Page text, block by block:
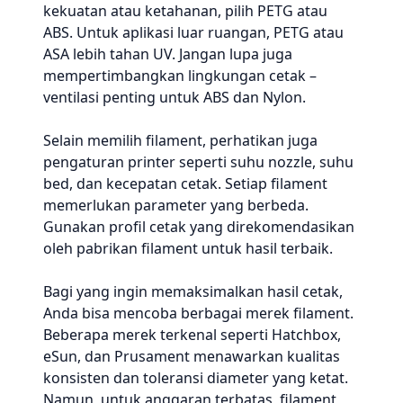
kekuatan atau ketahanan, pilih PETG atau
ABS. Untuk aplikasi luar ruangan, PETG atau
ASA lebih tahan UV. Jangan lupa juga
mempertimbangkan lingkungan cetak –
ventilasi penting untuk ABS dan Nylon.
Selain memilih filament, perhatikan juga
pengaturan printer seperti suhu nozzle, suhu
bed, dan kecepatan cetak. Setiap filament
memerlukan parameter yang berbeda.
Gunakan profil cetak yang direkomendasikan
oleh pabrikan filament untuk hasil terbaik.
Bagi yang ingin memaksimalkan hasil cetak,
Anda bisa mencoba berbagai merek filament.
Beberapa merek terkenal seperti Hatchbox,
eSun, dan Prusament menawarkan kualitas
konsisten dan toleransi diameter yang ketat.